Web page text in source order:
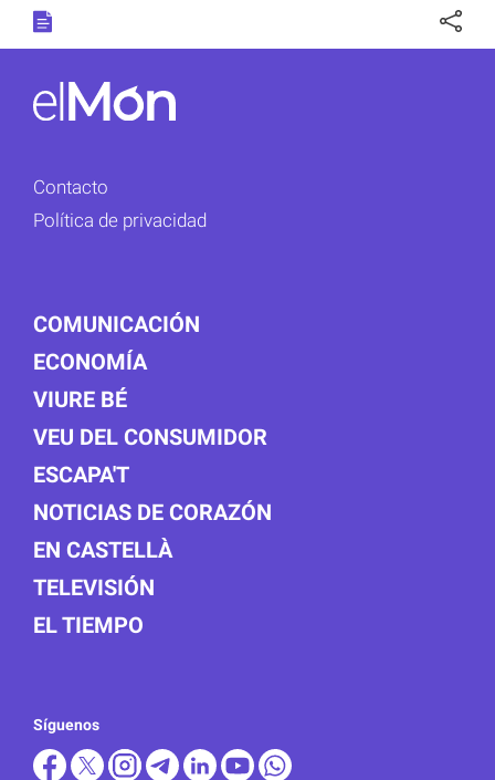
Contacto
Política de privacidad
COMUNICACIÓN
ECONOMÍA
VIURE BÉ
VEU DEL CONSUMIDOR
ESCAPA'T
NOTICIAS DE CORAZÓN
EN CASTELLÀ
TELEVISIÓN
EL TIEMPO
Síguenos